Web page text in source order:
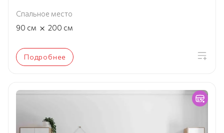
Спальное место
90 см × 200 см
Подробнее